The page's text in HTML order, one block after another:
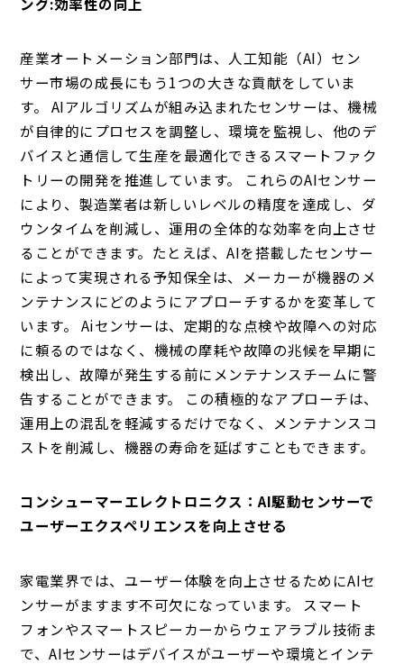
産業オートメーション部門は、人工知能（AI）セン
サー市場の成長にもう1つの大きな貢献をしていま
す。 AIアルゴリズムが組み込まれたセンサーは、機械
が自律的にプロセスを調整し、環境を監視し、他のデ
バイスと通信して生産を最適化できるスマートファク
トリーの開発を推進しています。 これらのAIセンサー
により、製造業者は新しいレベルの精度を達成し、ダ
ウンタイムを削減し、運用の全体的な効率を向上させ
ることができます。たとえば、AIを搭載したセンサー
によって実現される予知保全は、メーカーが機器のメ
ンテナンスにどのようにアプローチするかを変革して
います。 Aiセンサーは、定期的な点検や故障への対応
に頼るのではなく、機械の摩耗や故障の兆候を早期に
検出し、故障が発生する前にメンテナンスチームに警
告することができます。 この積極的なアプローチは、
運用上の混乱を軽減するだけでなく、メンテナンスコ
ストを削減し、機器の寿命を延ばすこともできます。
コンシューマーエレクトロニクス：AI駆動センサーで
ユーザーエクスペリエンスを向上させる
家電業界では、ユーザー体験を向上させるためにAIセ
ンサーがますます不可欠になっています。 スマート
フォンやスマートスピーカーからウェアラブル技術ま
で、AIセンサーはデバイスがユーザーや環境とインテ